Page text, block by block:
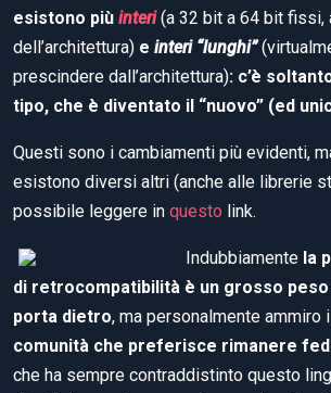
esistono più interi(a 32 bit a 64 bit fissi,
dell’architettura) e interi “lunghi”
prescindere dall’architettura): c’è
tipo, che è diventato il “nuovo” (ed
Questi sono i cambiamenti più evidenti,
esistono diversi altri (anche alle librerie
possibile leggere in questo link.
Indubbiamente la
di retrocompatibilità è un grosso peso
porta dietro, ma personalmente ammiro
comunità che preferisce rimanere
che ha sempre contraddistinto questo